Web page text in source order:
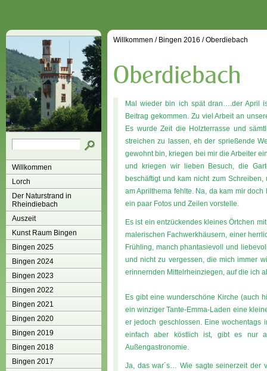
Willkommen
Lorch
Der Naturstrand in
Rheindiebach
Auszeit
Kunst Raum Bingen
Bingen 2025
Bingen 2024
Bingen 2023
Bingen 2022
Bingen 2021
Bingen 2020
Bingen 2019
Bingen 2018
Bingen 2017
Willkommen / Bingen 2016 /Oberdiebach
Mal wieder bin ich spät dran….der April
Beitrag gekommen. Zu viel Arbeit an
Es wurde Zeit die Holzterrasse und
streichen zu lassen, eh der sprießende
gewohnt bin, kriegen bei mir die Arbeiter
und kriegen wir lieben Besuch, die
beschäftigt und kam nicht zum
am Aprilthema fehlte. Na, da kam mir
ein paar Fotos und Zeilen vorstelle.
Es ist ein entzückendes kleines Örtchen
malerischen Fachwerkhäusern, einer
Frühling, manch phantasievoll und
und nicht zu vergessen, die mich immer
erinnernden Mittelrheinziegen, auf die ich
Es gibt eine wunderschöne Kirche (auch
ein winziger Tante-Emma-Laden eine
er jedoch geschlossen. Eine wochentags
einfach aber köstlich ist, gibt es nur
Außengastronomie.
Ja, das war´s… Wie sagte seinerzeit der